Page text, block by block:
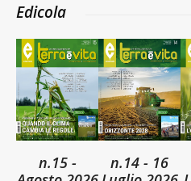
Edicola
n.15 -
n.14 - 16